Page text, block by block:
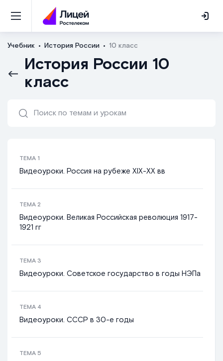
Учебник История России 10 класс
История России 10
класс
ТЕМА 1
Видеоуроки. Россия на рубеже XIX-XX вв
ТЕМА 2
Видеоуроки. Великая Российская революция 1917-
1921 гг
ТЕМА 3
Видеоуроки. Советское государство в годы НЭПа
ТЕМА 4
Видеоуроки. СССР в 30-е годы
ТЕМА 5